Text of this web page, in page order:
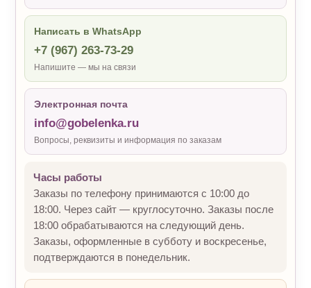
Написать в WhatsApp
+7 (967) 263-73-29
Напишите — мы на связи
Электронная почта
info@gobelenka.ru
Вопросы, реквизиты и информация по заказам
Часы работы
Заказы по телефону принимаются с 10:00 до
18:00. Через сайт — круглосуточно. Заказы после
18:00 обрабатываются на следующий день.
Заказы, оформленные в субботу и воскресенье,
подтверждаются в понедельник.